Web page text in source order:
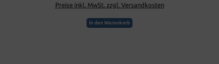
Preise inkl. MwSt. zzgl. Versandkosten
In den Warenkorb